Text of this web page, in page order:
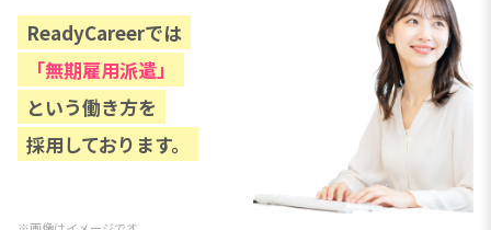
ReadyCareerでは
「無期雇用派遣」
という働き方を
採用しております。